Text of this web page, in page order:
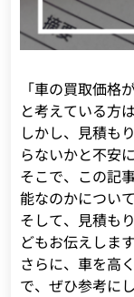
「車の買取価格
と考えている方
しかし、見積も
らないかと不安
そこで、この記
能なのかについ
そして、見積も
どもお伝えします
さらに、車を高
で、ぜひ参考に